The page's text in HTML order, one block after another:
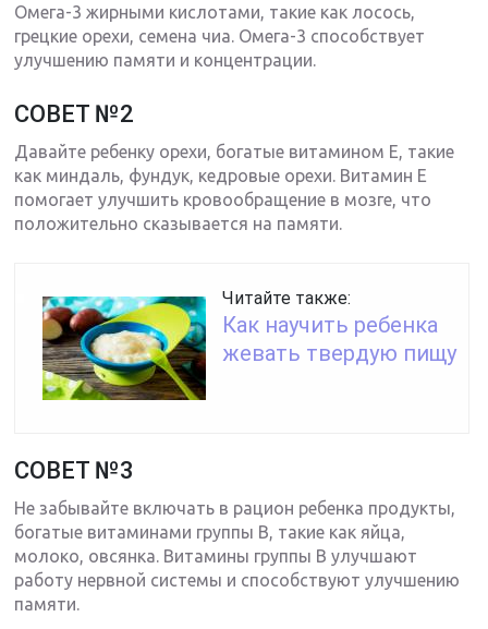
Омега-3 жирными кислотами, такие как лосось,
грецкие орехи, семена чиа. Омега-3 способствует
улучшению памяти и концентрации.
СОВЕТ №2
Давайте ребенку орехи, богатые витамином Е, такие
как миндаль, фундук, кедровые орехи. Витамин Е
помогает улучшить кровообращение в мозге, что
положительно сказывается на памяти.
Читайте также:
Как научить ребенка
жевать твердую пищу
СОВЕТ №3
Не забывайте включать в рацион ребенка продукты,
богатые витаминами группы В, такие как яйца,
молоко, овсянка. Витамины группы В улучшают
работу нервной системы и способствуют улучшению
памяти.